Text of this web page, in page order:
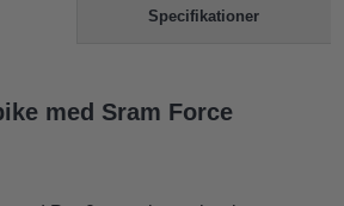
Specifikationer
med Sram Force